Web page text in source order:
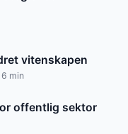
vitenskapen
6 min
offentlig sektor